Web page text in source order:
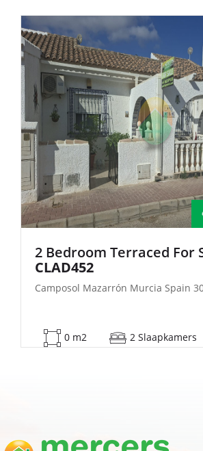
2 Bedroom Semi-
| FB140
Camposol Mazarrón Murcia Spain
53 m2 2